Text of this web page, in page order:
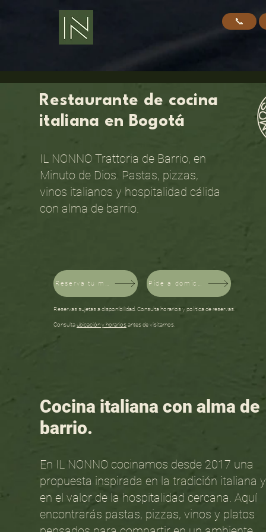
📞
Restaurante de cocina
italiana en Bogotá
IL NONNO Trattoria de Barrio, en
Minuto de Dios. Pastas, pizzas,
vinos italianos y hospitalidad cálida
con alma de barrio.
Reserva tu mesa Pide a domicilio
Reservas sujetas a disponibilidad. Consulta horarios y política de reservas.
Consultaubicación y horariosantes de visitarnos.
Cocina italiana con alma de
barrio.
En IL NONNO cocinamos desde 2017 una
propuesta inspirada en la tradición italiana y
en el valor de la hospitalidad cercana. Aquí
encontrarás pastas, pizzas, vinos y platos